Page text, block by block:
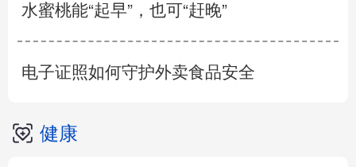
水蜜桃能“起早”，也可“赶晚”
电子证照如何守护外卖食品安全
健康